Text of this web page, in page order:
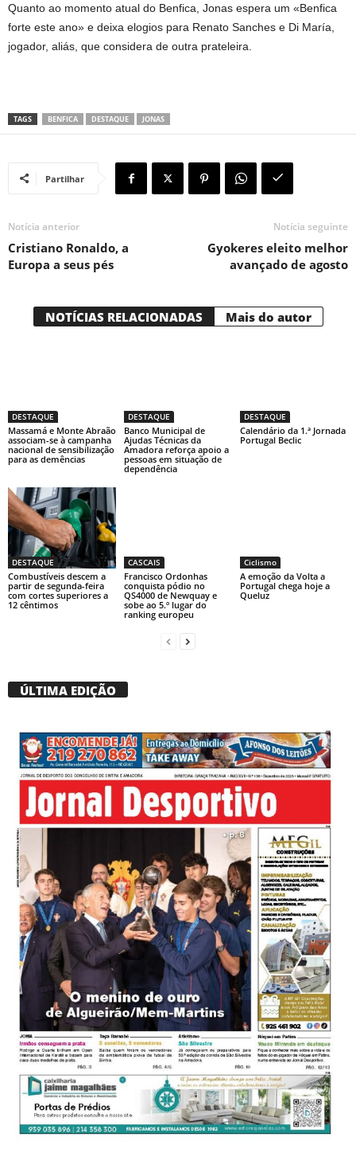
Quanto ao momento atual do Benfica, Jonas espera um «Benfica
forte este ano» e deixa elogios para Renato Sanches e Di María,
jogador, aliás, que considera de outra prateleira.
TAGS BENFICA DESTAQUE JONAS
Partilhar
Notícia anterior
Cristiano Ronaldo, a
Europa a seus pés
Notícia seguinte
Gyokeres eleito melhor
avançado de agosto
NOTÍCIAS RELACIONADAS Mais do autor
DESTAQUE
Massamá e Monte Abraão
associam-se à campanha
nacional de sensibilização
para as demências
DESTAQUE
Banco Municipal de
Ajudas Técnicas da
Amadora reforça apoio a
pessoas em situação de
dependência
DESTAQUE
Calendário da 1.ª Jornada
Portugal Beclic
DESTAQUE
Combustíveis descem a
partir de segunda-feira
com cortes superiores a
12 cêntimos
CASCAIS
Francisco Ordonhas
conquista pódio no
QS4000 de Newquay e
sobe ao 5.º lugar do
ranking europeu
Ciclismo
A emoção da Volta a
Portugal chega hoje a
Queluz
ÚLTIMA EDIÇÃO